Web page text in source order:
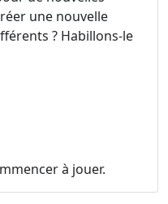
une nouvelle
? Habillons-le
à jouer.